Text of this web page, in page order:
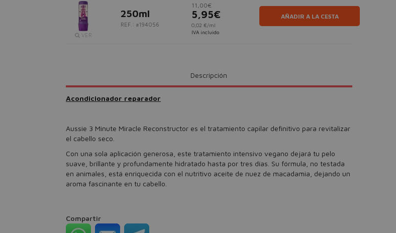
VER
250ml
REF.: #194056
11,00€
5,95€
0,02 €/ml
IVA incluido
AÑADIR A LA CESTA
Descripción
Acondicionador reparador
Aussie 3 Minute Miracle Reconstructor es el tratamiento capilar definitivo para revitalizar
el cabello seco.
Con una sola aplicación generosa, este tratamiento intensivo vegano dejará tu pelo
suave, brillante y profundamente hidratado hasta por tres días. Su fórmula, no testada
en animales, está enriquecida con el nutritivo aceite de nuez de macadamia, dejando un
aroma fascinante en tu cabello.
Compartir